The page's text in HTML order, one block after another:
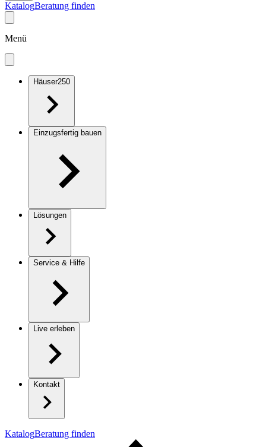
KatalogBeratung finden
Menü
Häuser250
Einzugsfertig bauen
Lösungen
Service & Hilfe
Live erleben
Kontakt
KatalogBeratung finden